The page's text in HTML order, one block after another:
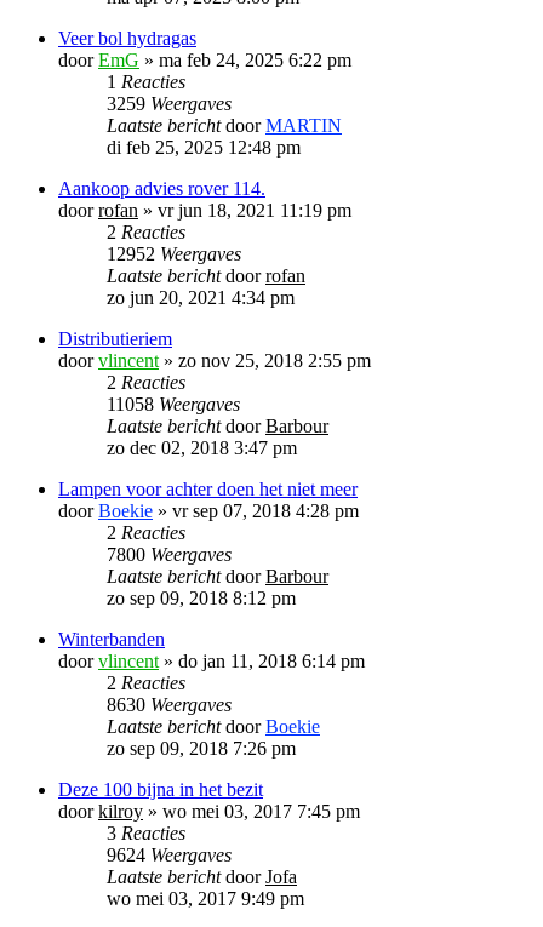
Veer bol hydragas
doorEmG » ma feb 24, 2025 6:22 pm
1 Reacties
3259 Weergaves
Laatste berichtdoorMARTIN
di feb 25, 2025 12:48 pm
Aankoop advies rover 114.
doorrofan » vr jun 18, 2021 11:19 pm
2 Reacties
12952 Weergaves
Laatste berichtdoorrofan
zo jun 20, 2021 4:34 pm
Distributieriem
doorvlincent » zo nov 25, 2018 2:55 pm
2 Reacties
11058 Weergaves
Laatste berichtdoorBarbour
zo dec 02, 2018 3:47 pm
Lampen voor achter doen het niet meer
doorBoekie » vr sep 07, 2018 4:28 pm
2 Reacties
7800 Weergaves
Laatste berichtdoorBarbour
zo sep 09, 2018 8:12 pm
Winterbanden
doorvlincent » do jan 11, 2018 6:14 pm
2 Reacties
8630 Weergaves
Laatste berichtdoorBoekie
zo sep 09, 2018 7:26 pm
Deze 100 bijna in het bezit
doorkilroy » wo mei 03, 2017 7:45 pm
3 Reacties
9624 Weergaves
Laatste berichtdoorJofa
wo mei 03, 2017 9:49 pm